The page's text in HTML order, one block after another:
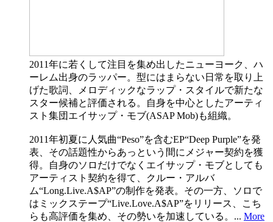
2011年に若くして注目を集め出したニューヨーク、ハ
ーレム出身のラッパー。型にはまらない日常を取り上
げた歌詞、メロディックなラップ・スタイルで新たな
スター候補と評価される。自身を中心としたアーティ
スト集団エイサップ・モブ(ASAP Mob)も組織。
2011年初夏に人気曲“Peso”を含むEP“Deep Purple”を発
表、その話題性からあっという間にメジャー契約を獲
得。自身のソロだけでなくエイサップ・モブとしても
アーティスト契約を得て、クルー・アルバ
ム“Long.Live.A$AP”の制作を発表。その一方、ソロで
はミックステープ“Live.Love.A$AP”をリリース、こち
らも高評価を集め、その勢いを加速している。... More